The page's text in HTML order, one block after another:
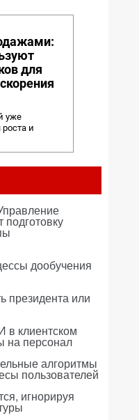
для
уже
и
дообучения
президента или
в клиентском
на персонал
алгоритмы
пользователей
игнорируя